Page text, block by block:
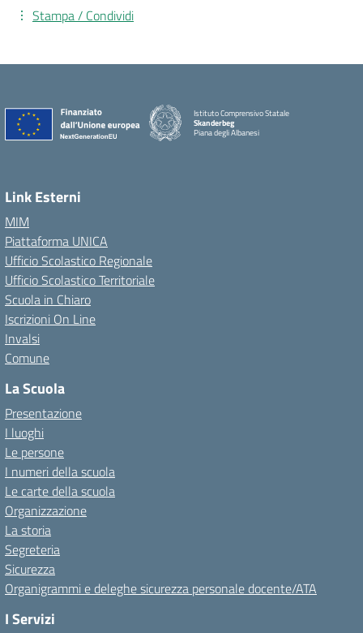
Stampa / Condividi
Istituto Comprensivo Statale
Skanderbeg
Piana degli Albanesi
Link Esterni
MIM
Piattaforma UNICA
Ufficio Scolastico Regionale
Ufficio Scolastico Territoriale
Scuola in Chiaro
Iscrizioni On Line
Invalsi
Comune
La Scuola
Presentazione
I luoghi
Le persone
I numeri della scuola
Le carte della scuola
Organizzazione
La storia
Segreteria
Sicurezza
Organigrammi e deleghe sicurezza personale docente/ATA
I Servizi